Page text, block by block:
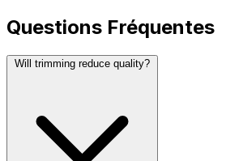
Questions Fréquentes
Will trimming reduce quality?